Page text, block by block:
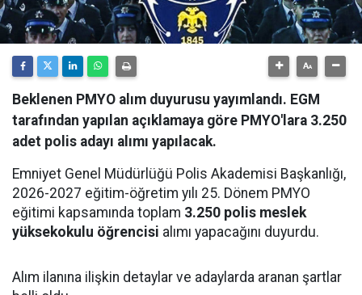
Beklenen PMYO alım duyurusu yayımlandı. EGM
tarafından yapılan açıklamaya göre PMYO'lara 3.250
adet polis adayı alımı yapılacak.
Emniyet Genel Müdürlüğü Polis Akademisi Başkanlığı,
2026-2027 eğitim-öğretim yılı 25. Dönem PMYO
eğitimi kapsamında toplam 3.250 polis meslek
yüksekokulu öğrencisi alımı yapacağını duyurdu.
Alım ilanına ilişkin detaylar ve adaylarda aranan şartlar